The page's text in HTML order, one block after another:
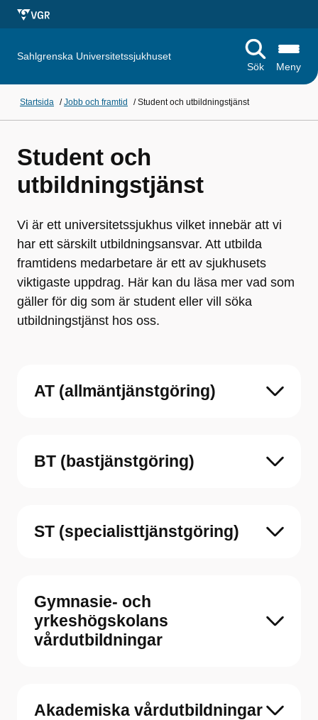
Sahlgrenska Universitetssjukhuset
Sök
Meny
Startsida /Jobb och framtid /Student och utbildningstjänst
Student och
utbildningstjänst
Vi är ett universitetssjukhus vilket innebär att vi
har ett särskilt utbildningsansvar. Att utbilda
framtidens medarbetare är ett av sjukhusets
viktigaste uppdrag. Här kan du läsa mer vad som
gäller för dig som är student eller vill söka
utbildningstjänst hos oss.
AT (allmäntjänstgöring)
BT (bastjänstgöring)
ST (specialisttjänstgöring)
Gymnasie- och
yrkeshögskolans
vårdutbildningar
Akademiska vårdutbildningar